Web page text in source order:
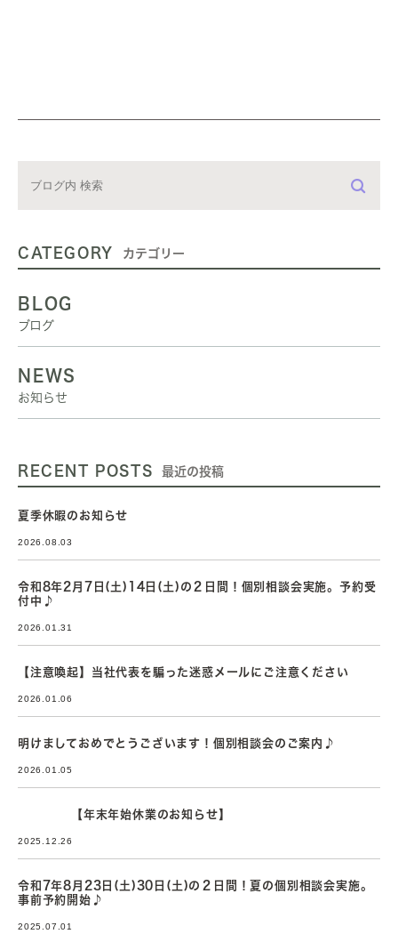
CATEGORY カテゴリー
BLOG
ブログ
NEWS
お知らせ
RECENT POSTS 最近の投稿
夏季休暇のお知らせ
2026.08.03
令和8年2月7日(土)14日(土)の２日間！個別相談会実施。予約受
付中♪
2026.01.31
【注意喚起】当社代表を騙った迷惑メールにご注意ください
2026.01.06
明けましておめでとうございます！個別相談会のご案内♪
2026.01.05
【年末年始休業のお知らせ】
2025.12.26
令和7年8月23日(土)30日(土)の２日間！夏の個別相談会実施。
事前予約開始♪
2025.07.01